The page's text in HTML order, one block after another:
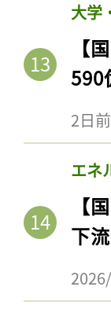
大学
【
590
2日前
エネ
【
下